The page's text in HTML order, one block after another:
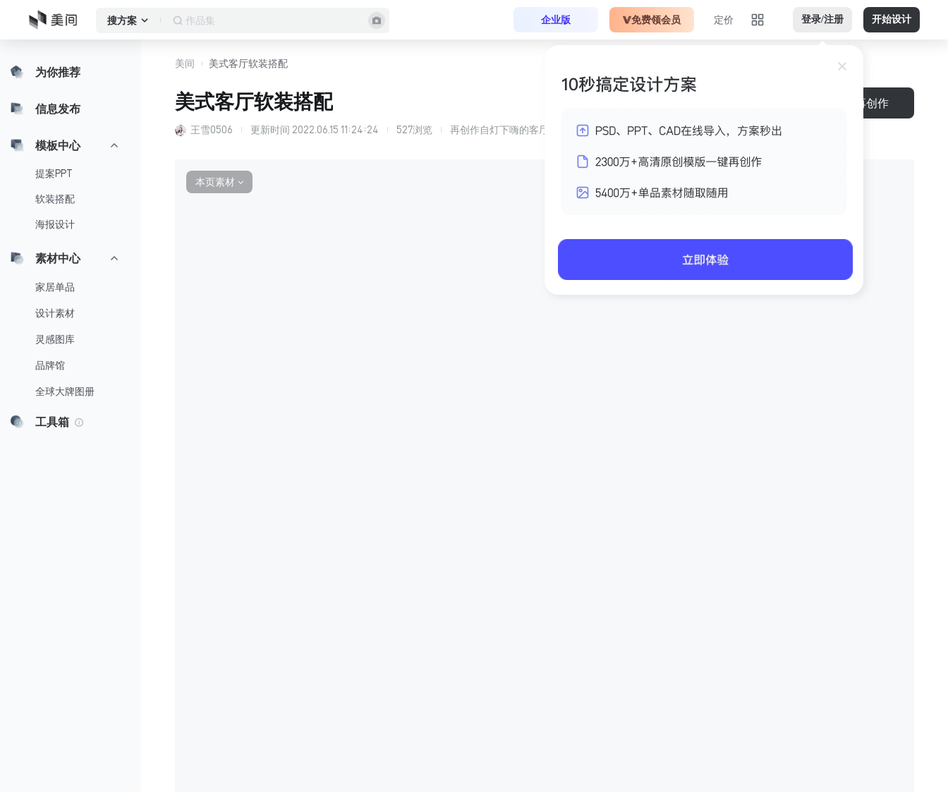
搜方案 作品集 企业版 免费领会员 定价 登录/注册 开始设计
为你推荐
信息发布
模板中心
提案PPT
软装搭配
海报设计
素材中心
家居单品
设计素材
灵感图库
品牌馆
全球大牌图册
工具箱
美间 美式客厅软装搭配
美式客厅软装搭配
王雪0506 更新时间 2022.06.15 11:24:24 527浏览 再创作自灯下嗨的客厅
再创作
本页素材 ∨